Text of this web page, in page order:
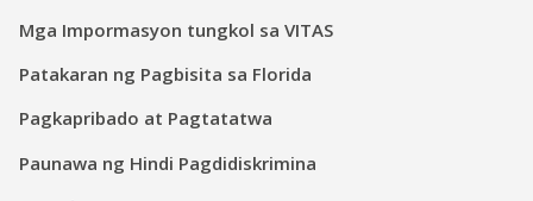
Mga Impormasyon tungkol sa VITAS
Patakaran ng Pagbisita sa Florida
Pagkapribado at Pagtatatwa
Paunawa ng Hindi Pagdidiskrimina